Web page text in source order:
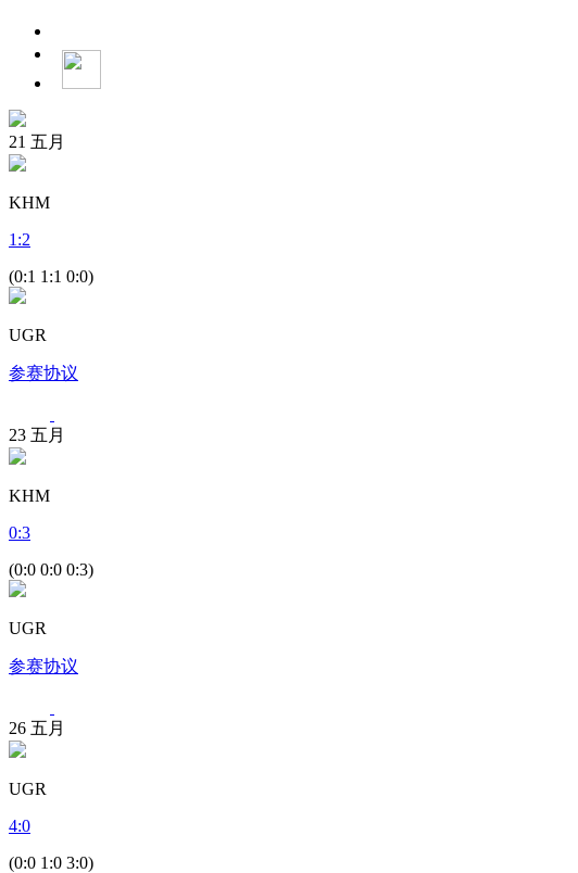
21 五月
KHM
1 :2
(0:1 1:1 0:0)
UGR
参赛协议
23 五月
KHM
0:3
(0:0 0:0 0:3)
UGR
参赛协议
26 五月
UGR
4:0
(0:0 1:0 3:0)